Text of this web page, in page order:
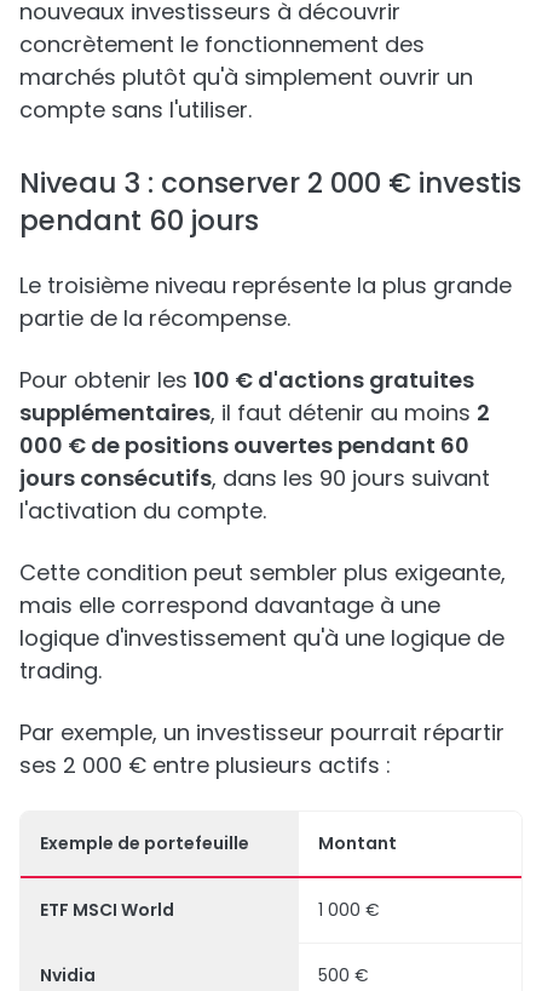
nouveaux investisseurs à découvrir
concrètement le fonctionnement des
marchés plutôt qu'à simplement ouvrir un
compte sans l'utiliser.
Niveau 3 : conserver 2 000 € investis
pendant 60 jours
Le troisième niveau représente la plus grande
partie de la récompense.
Pour obtenir les 100 € d'actions gratuites
supplémentaires, il faut détenir au moins 2
000 € de positions ouvertes pendant 60
jours consécutifs, dans les 90 jours suivant
l'activation du compte.
Cette condition peut sembler plus exigeante,
mais elle correspond davantage à une
logique d'investissement qu'à une logique de
trading.
Par exemple, un investisseur pourrait répartir
ses 2 000 € entre plusieurs actifs :
Exemple de portefeuille Montant
ETF MSCI World 1 000 €
Nvidia 500 €